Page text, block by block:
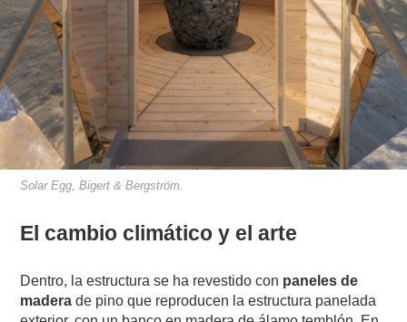
Solar Egg, Bigert & Bergström.
El cambio climático y el arte
Dentro, la estructura se ha revestido con paneles de
madera de pino que reproducen la estructura panelada